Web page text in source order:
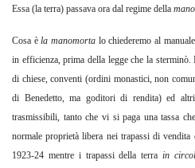
Essa (la terra) passava ora dal regime della
Cosa èla manomorta lo chiederemo al
in efficienza, prima della legge che la
di chiese, conventi (ordini monastici, non
di Benedetto, ma goditori di rendita) ed
trasmissibili, tanto che vi si paga una tassa
normale proprietà libera nei trapassi di
1923-24 mentre i trapassi della terra in